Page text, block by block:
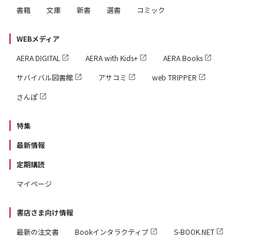
●ゴッホ総力特集その8 他にあるぞゴッホの名作
●フェルメール総力特集その1 《ヴァージナル～》が傑
作な理由
●フェルメール総力特集その2 楽器を弾く絵との比較研
寸大にすると！
●フェルメール総力特集その4 ヴァージナルってどんな
楽器？
●フェルメール総力特集その5 まるわかりフェルメール
43年の生涯
●フェルメール総力特集その6 絵の中にある「小物」に
込められた愛
●フェルメール総力特集その7 フェルメールが小さい絵
書籍
文庫 新書 選書 コミック
WEBメディア
AERA DIGITAL
AERA with Kids+
AERA Books
サバイバル図書館
アサコミ
web TRIPPER
さんぽ
特集
最新情報
定期購読
マイページ
書店さま向け情報
最新の注文書
Bookインタラクティブ S-BOOK.NET